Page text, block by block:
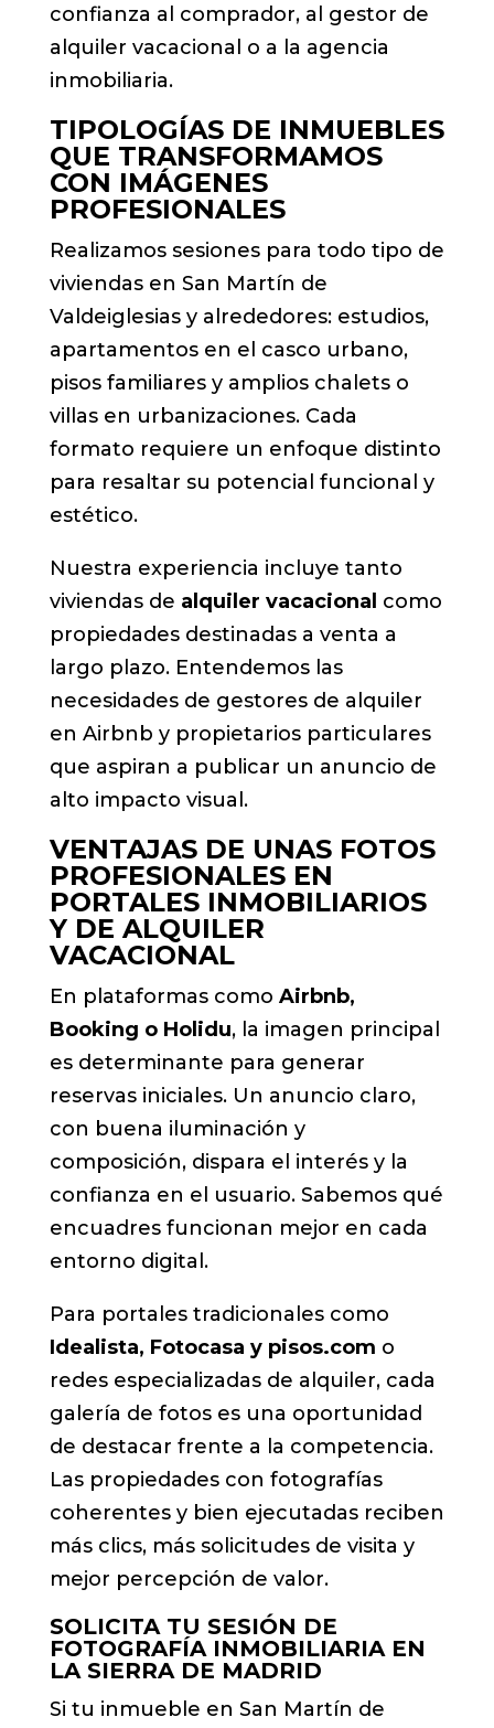
confianza al comprador, al gestor de
alquiler vacacional o a la agencia
inmobiliaria.
TIPOLOGÍAS DE INMUEBLES
QUE TRANSFORMAMOS
CON IMÁGENES
PROFESIONALES
Realizamos sesiones para todo tipo de
viviendas en San Martín de
Valdeiglesias y alrededores: estudios,
apartamentos en el casco urbano,
pisos familiares y amplios chalets o
villas en urbanizaciones. Cada
formato requiere un enfoque distinto
para resaltar su potencial funcional y
estético.
Nuestra experiencia incluye tanto
viviendas de alquiler vacacional como
propiedades destinadas a venta a
largo plazo. Entendemos las
necesidades de gestores de alquiler
en Airbnb y propietarios particulares
que aspiran a publicar un anuncio de
alto impacto visual.
VENTAJAS DE UNAS FOTOS
PROFESIONALES EN
PORTALES INMOBILIARIOS
Y DE ALQUILER
VACACIONAL
En plataformas como Airbnb,
Booking o Holidu, la imagen principal
es determinante para generar
reservas iniciales. Un anuncio claro,
con buena iluminación y
composición, dispara el interés y la
confianza en el usuario. Sabemos qué
encuadres funcionan mejor en cada
entorno digital.
Para portales tradicionales como
Idealista, Fotocasa y pisos.com o
redes especializadas de alquiler, cada
galería de fotos es una oportunidad
de destacar frente a la competencia.
Las propiedades con fotografías
coherentes y bien ejecutadas reciben
más clics, más solicitudes de visita y
mejor percepción de valor.
SOLICITA TU SESIÓN DE
FOTOGRAFÍA INMOBILIARIA EN
LA SIERRA DE MADRID
Si tu inmueble en San Martín de